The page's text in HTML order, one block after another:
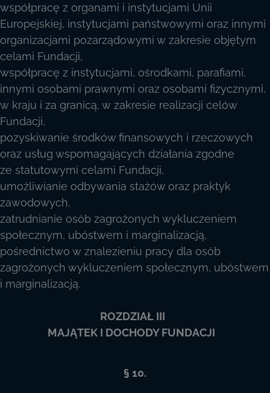
współpracę z organami i instytucjami Unii
Europejskiej, instytucjami państwowymi oraz innymi
organizacjami pozarządowymi w zakresie objętym
celami Fundacji,
współpracę z instytucjami, ośrodkami, parafiami,
innymi osobami prawnymi oraz osobami fizycznymi,
w kraju i za granicą, w zakresie realizacji celów
Fundacji,
pozyskiwanie środków finansowych i rzeczowych
oraz usług wspomagających działania zgodne
ze statutowymi celami Fundacji,
umożliwianie odbywania stażów oraz praktyk
zawodowych,
zatrudnianie osób zagrożonych wykluczeniem
społecznym, ubóstwem i marginalizacją,
pośrednictwo w znalezieniu pracy dla osób
zagrożonych wykluczeniem społecznym, ubóstwem
i marginalizacją.
ROZDZIAŁ III
MAJĄTEK I DOCHODY FUNDACJI
§ 10.